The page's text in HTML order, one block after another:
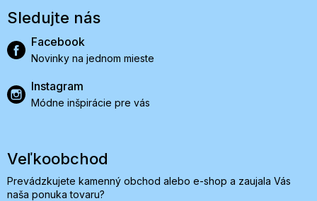
Sledujte nás
Facebook
Novinky na jednom mieste
Instagram
Módne inšpirácie pre vás
Veľkoobchod
Prevádzkujete kamenný obchod alebo e-shop a zaujala Vás
naša ponuka tovaru?